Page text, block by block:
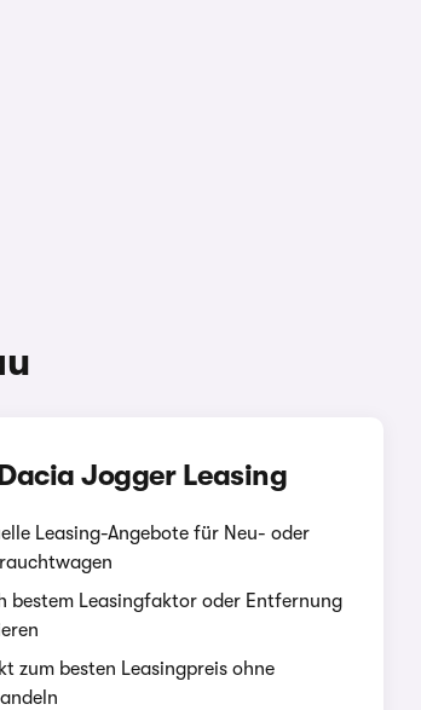
Jogger Leasing
Leasing-Angebote für Neu- oder
bestem Leasingfaktor oder Entfernung
zum besten Leasingpreis ohne